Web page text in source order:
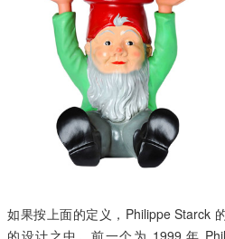
如果按上面的定义，Philippe Starck